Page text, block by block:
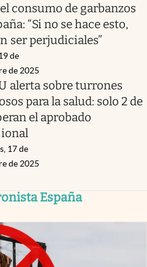
consumo de garbanzos
“Si no se hace esto,
ser perjudiciales”
de
de 2025
alerta sobre turrones
para la salud: solo 2 de
el aprobado
17 de
de 2025
España